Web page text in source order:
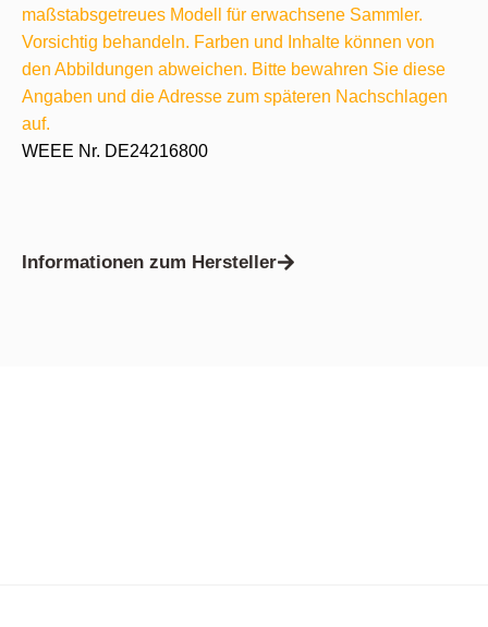
maßstabsgetreues Modell für erwachsene Sammler.
Vorsichtig behandeln. Farben und Inhalte können von
den Abbildungen abweichen. Bitte bewahren Sie diese
Angaben und die Adresse zum späteren Nachschlagen
auf.
WEEE Nr. DE24216800
Informationen zum Hersteller